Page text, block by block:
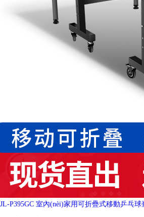
JL-P395GC 室內(nèi)家用可折疊式移動乒乓球